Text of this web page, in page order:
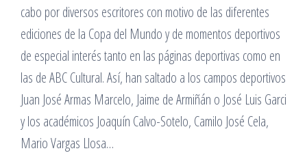
cabo por diversos escritores con motivo de las diferentes
ediciones de la Copa del Mundo y de momentos deportivos
de especial interés tanto en las páginas deportivas como en
las de ABC Cultural. Así, han saltado a los campos deportivos
Juan José Armas Marcelo, Jaime de Armiñán o José Luis Garci
y los académicos Joaquín Calvo-Sotelo, Camilo José Cela,
Mario Vargas Llosa…